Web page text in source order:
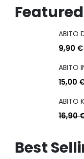
ABITO
9,90 €
ABITO
15,00
ABITO
16,90
Best